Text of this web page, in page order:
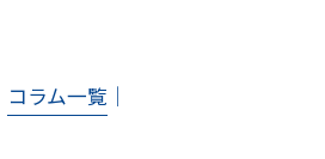
コラム一覧 │